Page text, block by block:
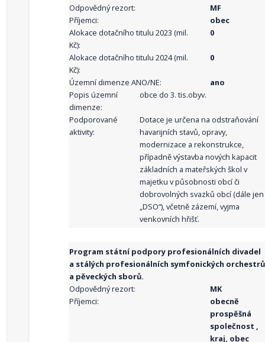
Odpovědný rezort:
MF
Příjemci:
obec
Alokace dotačního titulu 2023 (mil.
Kč):
0
Alokace dotačního titulu 2024 (mil.
Kč):
0
Územní dimenze ANO/NE:
ano
Popis územní
dimenze:
obce do 3. tis.obyv.
Podporované
aktivity:
Dotace je určena na odstraňování
havarijních stavů, opravy,
modernizace a rekonstrukce,
případně výstavba nových kapacit
základních a mateřských škol v
majetku v působnosti obcí či
dobrovolných svazků obcí (dále jen
„DSO“), včetně zázemí, vyjma
venkovních hřišť.
Program státní podpory profesionálních divadel
a stálých profesionálních symfonických orchestrů
a pěveckých sborů.
Odpovědný rezort:
MK
Příjemci:
obecně
prospěšná
společnost ,
kraj, obec